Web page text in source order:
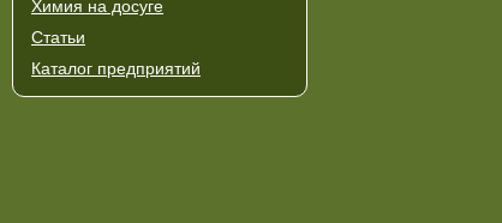
Химия на досуге
Статьи
Каталог предприятий